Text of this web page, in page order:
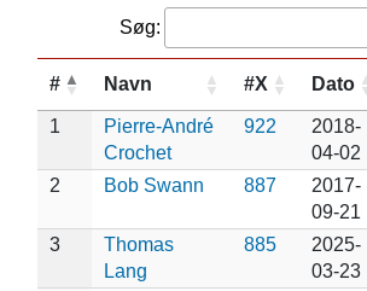
Søg:
# Navn #X Dato
1
Pierre-André
Crochet
922
2018-
04-02
2 Bob Swann 887
2017-
09-21
3
Thomas
Lang
885
2025-
03-23